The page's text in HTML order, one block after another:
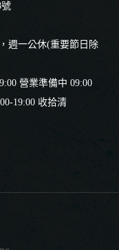
週一公休(重要節日除
業準備中 09:00
19:00 收拾清